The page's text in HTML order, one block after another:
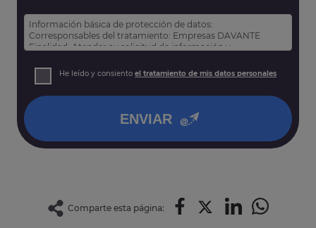
Información básica de protección de datos:
Corresponsables del tratamiento: Empresas DAVANTE
Finalidad: Atender su solicitud de información y
Derechos: Puede acceder, rectificar y suprimir sus datos,
así como otros derechos tal y como se explica en nuestra
He leído y consiento el tratamiento de mis datos personales
ENVIAR
Comparte esta página: